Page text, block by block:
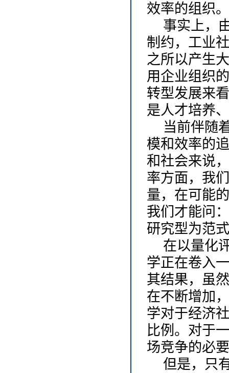
效率的组织。
事实上，
制约，工业
之所以产生
用企业组织
转型发展来
是人才培养
当前伴随
模和效率的
和社会来说，
率方面，我
量，在可能
我们才能问
研究型为范
在以量化
学正在卷入
其结果，虽
在不断增加
学对于经济
比例。对于
场竞争的必
但是，只